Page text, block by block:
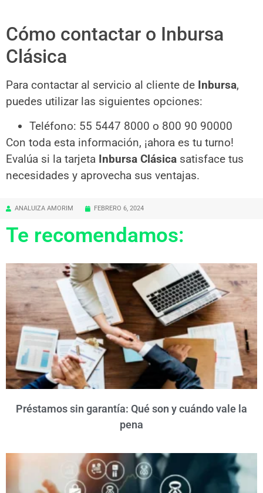
Cómo contactar o Inbursa
Clásica
Para contactar al servicio al cliente de Inbursa,
puedes utilizar las siguientes opciones:
Teléfono: 55 5447 8000 o 800 90 90000
Con toda esta información, ¡ahora es tu turno!
Evalúa si la tarjeta Inbursa Clásica satisface tus
necesidades y aprovecha sus ventajas.
ANALUIZA AMORIM FEBRERO 6, 2024
Te recomendamos:
Préstamos sin garantía: Qué son y cuándo vale la
pena